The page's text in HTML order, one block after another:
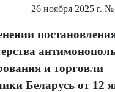
26 ноября 2025 г. №
и торговли
Беларусь от 12